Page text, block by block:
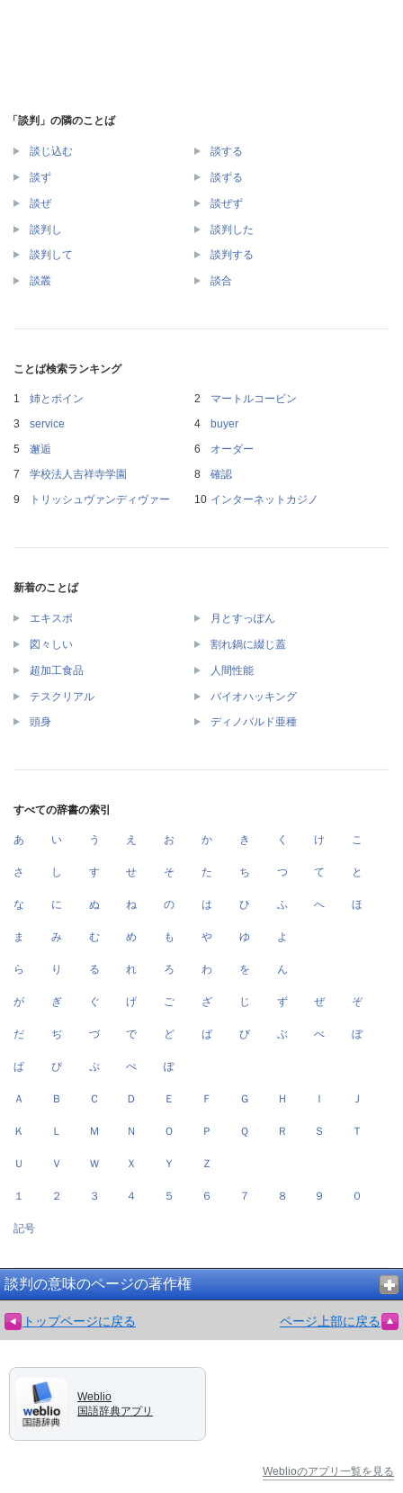
「談判」の隣のことば
談じ込む 談する
談ず 談ずる
談ぜ 談ぜず
談判し 談判した
談判して 談判する
談叢 談合
ことば検索ランキング
姉とボイン
マートルコービン
service
buyer
邂逅
オーダー
学校法人吉祥寺学園
確認
トリッシュヴァンディヴァー
インターネットカジノ
新着のことば
エキスポ 月とすっぽん
図々しい 割れ鍋に綴じ蓋
超加工食品 人間性能
テスクリアル バイオハッキング
頭身 ディノバルド亜種
すべての辞書の索引
あ い う え お か き く け こ
さ し す せ そ た ち つ て と
な に ぬ ね の は ひ ふ へ ほ
ま み む め も や ゆ よ
ら り る れ ろ わ を ん
が ぎ ぐ げ ご ざ じ ず ぜ ぞ
だ ぢ づ で ど ば び ぶ べ ぼ
ぱ ぴ ぷ ぺ ぽ
Ａ Ｂ Ｃ Ｄ Ｅ Ｆ Ｇ Ｈ Ｉ Ｊ
Ｋ Ｌ Ｍ Ｎ Ｏ Ｐ Ｑ Ｒ Ｓ Ｔ
Ｕ Ｖ Ｗ Ｘ Ｙ Ｚ
１ ２ ３ ４ ５ ６ ７ ８ ９ ０
記号
談判の意味のページの著作権
トップページに戻る ページ上部に戻る
Weblio
国語辞典アプリ
Weblioのアプリ一覧を見る